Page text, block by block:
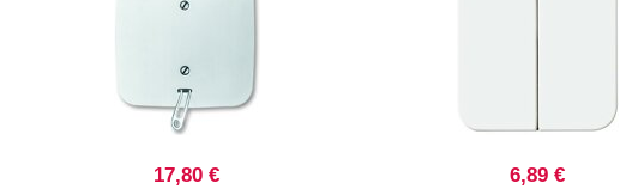
17,80 € 6,89 €